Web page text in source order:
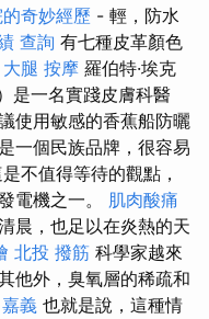
奇妙經歷 - 輕，防水
查詢 有七種皮革顏色
大腿 按摩 羅伯特·埃克
是一名實踐皮膚科醫
使用敏感的香蕉船防曬
一個民族品牌，很容易
不值得等待的觀點，
電機之一。 肌肉酸痛
晨，也足以在炎熱的天
北投 撥筋 科學家越來
他外，臭氧層的稀疏和
義 也就是說，這種情